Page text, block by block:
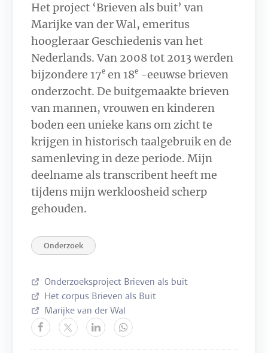
Het project ‘Brieven als buit’ van
Marijke van der Wal, emeritus
hoogleraar Geschiedenis van het
Nederlands. Van 2008 tot 2013 werden
bijzondere 17e en 18e -eeuwse brieven
onderzocht. De buitgemaakte brieven
van mannen, vrouwen en kinderen
boden een unieke kans om zicht te
krijgen in historisch taalgebruik en de
samenleving in deze periode. Mijn
deelname als transcribent heeft me
tijdens mijn werkloosheid scherp
gehouden.
Onderzoek
Onderzoeksproject Brieven als buit
Het corpus Brieven als Buit
Marijke van der Wal